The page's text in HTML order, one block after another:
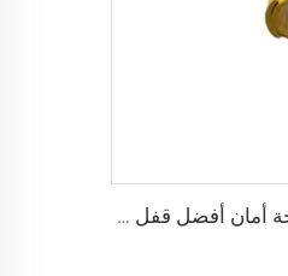
قفل باب من الصلب المقوى درجة أمان أفضل قفل شحن حاوية مع 4 مفاتيح